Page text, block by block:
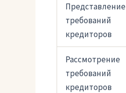
Представление
требований
кредиторов
Рассмотрение
требований
кредиторов